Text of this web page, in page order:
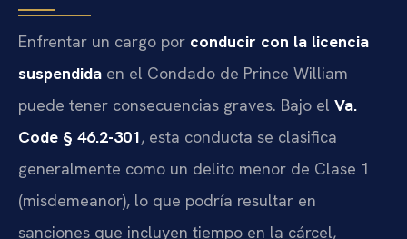
Enfrentar un cargo por conducir con la licencia
suspendida en el Condado de Prince William
puede tener consecuencias graves. Bajo el Va.
Code § 46.2-301, esta conducta se clasifica
generalmente como un delito menor de Clase 1
(misdemeanor), lo que podría resultar en
sanciones que incluyen tiempo en la cárcel,